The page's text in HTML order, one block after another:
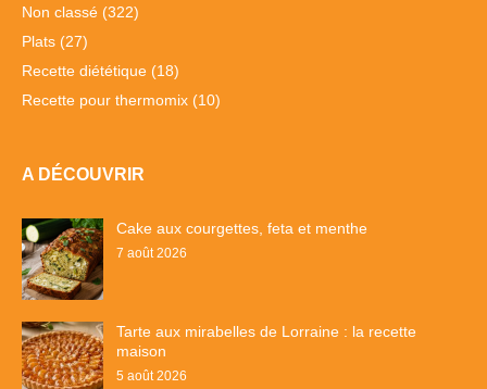
Non classé (322)
Plats (27)
Recette diététique (18)
Recette pour thermomix (10)
A DÉCOUVRIR
Cake aux courgettes, feta et menthe
7 août 2026
Tarte aux mirabelles de Lorraine : la recette
maison
5 août 2026